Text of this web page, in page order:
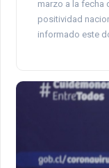
marzo a la fecha
positividad
informado este